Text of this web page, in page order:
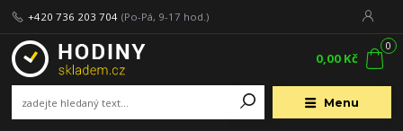
Menu
+420 736 203 704 (Po-Pá, 9-17 hod.)
0
0,00 Kč